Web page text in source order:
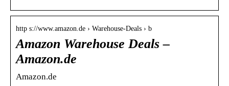
http s://www.amazon.de › Warehouse-Deals › b
Amazon Warehouse Deals –
Amazon.de
Amazon.de